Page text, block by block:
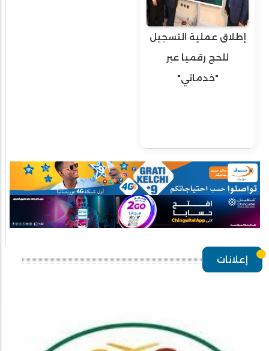
إطلاق عملية التسجيل
للحج رقميا عبر
"خدماتي"
إعلانات